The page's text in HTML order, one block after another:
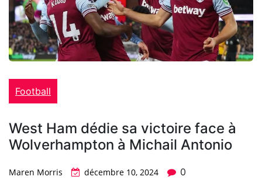
Football
West Ham dédie sa victoire face à
Wolverhampton à Michail Antonio
Maren Morris décembre 10, 2024 0